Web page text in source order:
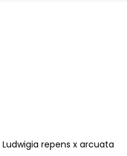
Ludwigia repens x arcuata